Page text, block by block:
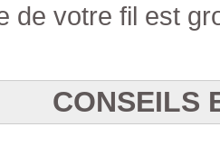
de votre fil est
CONSEILS